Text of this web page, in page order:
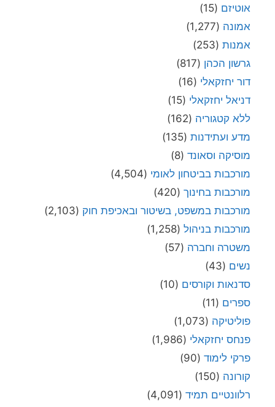
אוטיזם (15)
אמונה (1,277)
אמנות (253)
גרשון הכהן (817)
דור יחזקאלי (16)
דניאל יחזקאלי (15)
ללא קטגוריה (162)
מדע ועתידנות (135)
מוסיקה וסאונד (8)
מורכבות בביטחון לאומי (4,504)
מורכבות בחינוך (420)
מורכבות במשפט, בשיטור ובאכיפת חוק (2,103)
מורכבות בניהול (1,258)
משטרה וחברה (57)
נשים (43)
סדנאות וקורסים (10)
ספרים (11)
פוליטיקה (1,073)
פנחס יחזקאלי (1,986)
פרקי לימוד (90)
קורונה (150)
רלוונטיים תמיד (4,091)